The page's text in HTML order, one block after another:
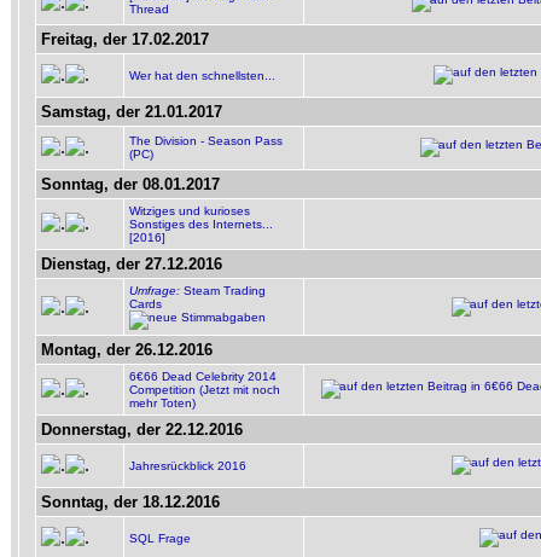
Thread
Freitag, der 17.02.2017
Wer hat den schnellsten...
Samstag, der 21.01.2017
The Division - Season Pass
(PC)
Sonntag, der 08.01.2017
Witziges und kurioses
Sonstiges des Internets...
[2016]
Dienstag, der 27.12.2016
Umfrage: Steam Trading
Cards
Montag, der 26.12.2016
6€66 Dead Celebrity 2014
Competition (Jetzt mit noch
mehr Toten)
Donnerstag, der 22.12.2016
Jahresrückblick 2016
Sonntag, der 18.12.2016
SQL Frage